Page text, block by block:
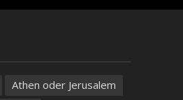
Athen oder Jerusalem